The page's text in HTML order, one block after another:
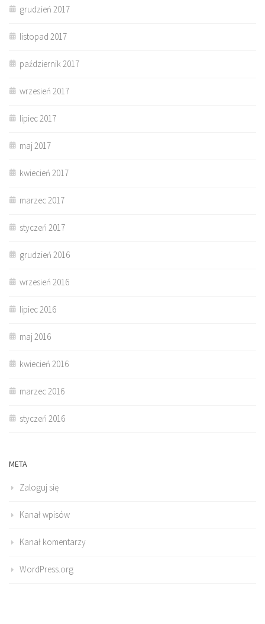
grudzień 2017
listopad 2017
październik 2017
wrzesień 2017
lipiec 2017
maj 2017
kwiecień 2017
marzec 2017
styczeń 2017
grudzień 2016
wrzesień 2016
lipiec 2016
maj 2016
kwiecień 2016
marzec 2016
styczeń 2016
META
Zaloguj się
Kanał wpisów
Kanał komentarzy
WordPress.org